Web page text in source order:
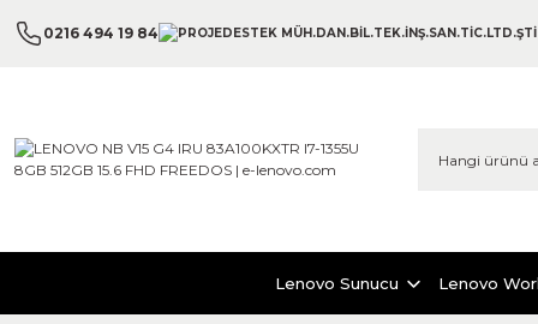
0216 494 19 84
Lenovo Sunucu Lenovo